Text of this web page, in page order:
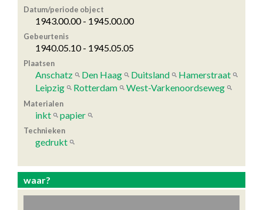
Datum/periode object
1943.00.00 - 1945.00.00
Gebeurtenis
1940.05.10 - 1945.05.05
Plaatsen
Anschatz Den Haag Duitsland
Hamerstraat
Leipzig
Rotterdam West-Varkenoordseweg
Materialen
inkt papier
Technieken
gedrukt
waar?